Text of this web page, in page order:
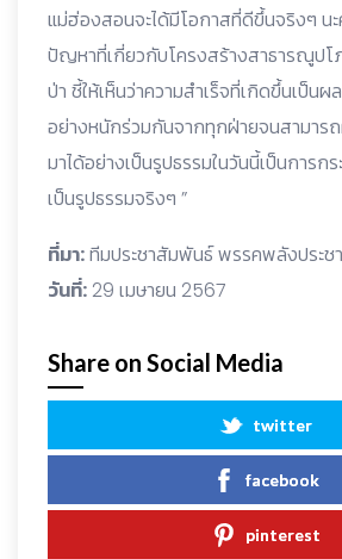
แม่ฮ่องสอนจะได้มีโอกาสที่ดีขึ้นจริงๆ นะ
ปัญหาที่เกี่ยวกับโครงสร้างสาธารณูปโ
ป่า ชี้ให้เห็นว่าความสำเร็จที่เกิดขึ้นเป็นผ
อย่างหนักร่วมกันจากทุกฝ่ายจนสามาร
มาได้อย่างเป็นรูปธรรมในวันนี้เป็นการก
เป็นรูปธรรมจริงๆ ”
ที่มา:ทีมประชาสัมพันธ์ พรรคพลังประช
วันที่: 29 เมษายน 2567
Share on Social Media
twitter
facebook
pinterest